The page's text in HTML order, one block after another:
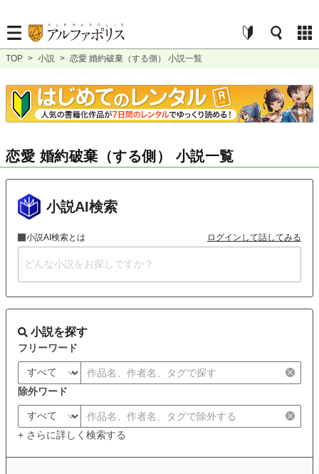
TOP > 小説 > 恋愛 婚約破棄（する側） 小説一覧
恋愛 婚約破棄（する側） 小説一覧
小説AI検索
小説AI検索とは ログインして話してみる
小説を探す
フリーワード
除外ワード
+ さらに詳しく検索する